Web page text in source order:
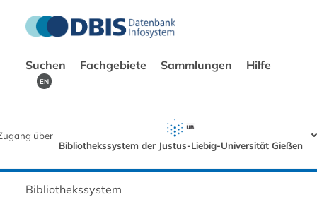
Suchen Fachgebiete Sammlungen Hilfe
EN
über
Bibliothekssystem der Justus-Liebig-Universität Gießen
Bibliothekssystem